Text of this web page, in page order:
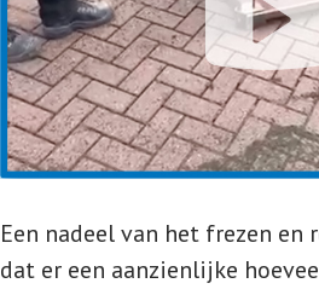
Een nadeel van het frezen
dat er een aanzienlijke